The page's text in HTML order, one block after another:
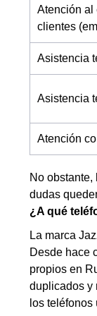
Atención al
clientes
Asistencia
Asistencia
Atención
No
dudas
¿A qué
La marca
Desde hace
propios en
duplicados y
los